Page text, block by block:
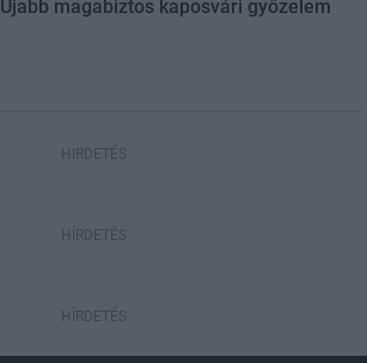
Újabb magabiztos kaposvári győzelem
HIRDETÉS
HÍRDETÉS
HÍRDETÉS